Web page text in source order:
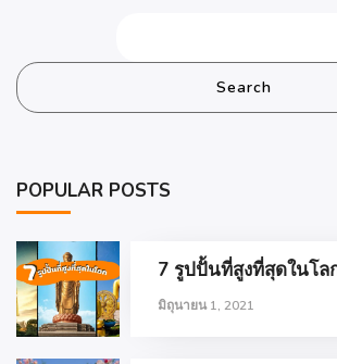
Search
POPULAR POSTS
7 รูปปั้นที่สูงที่สุดในโล
มิถุนายน 1, 2021